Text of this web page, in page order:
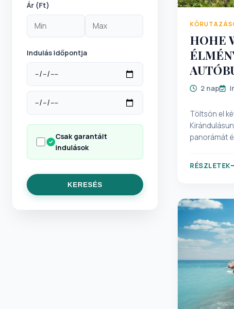
Ár (Ft)
Indulás időpontja
Csak garantált
indulások
KERESÉS
HOHE
2 nap
Töltsön el
panorámát
melegben.
számára
RÉSZLETEK